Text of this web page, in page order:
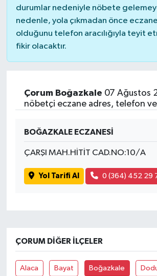
durumlar nedeniyle nöbete
nedenle, yola çıkmadan önce
olduğunu telefon aracılığıyla teyit
fikir olacaktır.
Çorum Boğazkale 07 Ağustos
nöbetçi eczane adres, telefon ve
BOĞAZKALE ECZANESİ
ÇARŞI MAH.HİTİT CAD.NO:10/A
Yol Tarifi Al 0 (364) 452 29
ÇORUM DIĞER İLÇELER
Alaca Bayat Boğazkale